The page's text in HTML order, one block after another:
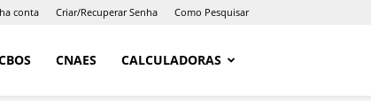
conta Criar/Recuperar Senha Como Pesquisar
CNAES CALCULADORAS